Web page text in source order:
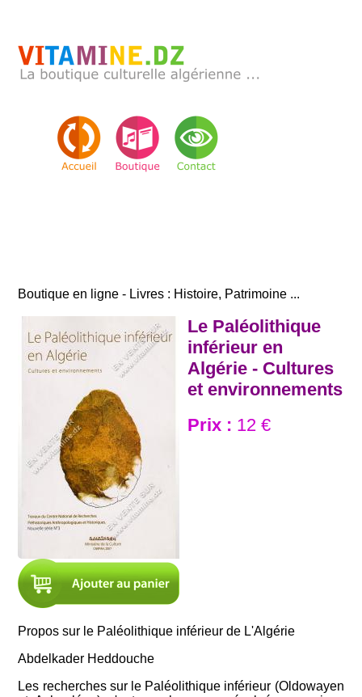
Boutique en ligne - Livres : Histoire, Patrimoine ...
Le Paléolithique
inférieur en
Algérie - Cultures
et environnements
Prix : 12 €
Propos sur le Paléolithique inférieur de L'Algérie
Abdelkader Heddouche
Les recherches sur le Paléolithique inférieur (Oldowayen